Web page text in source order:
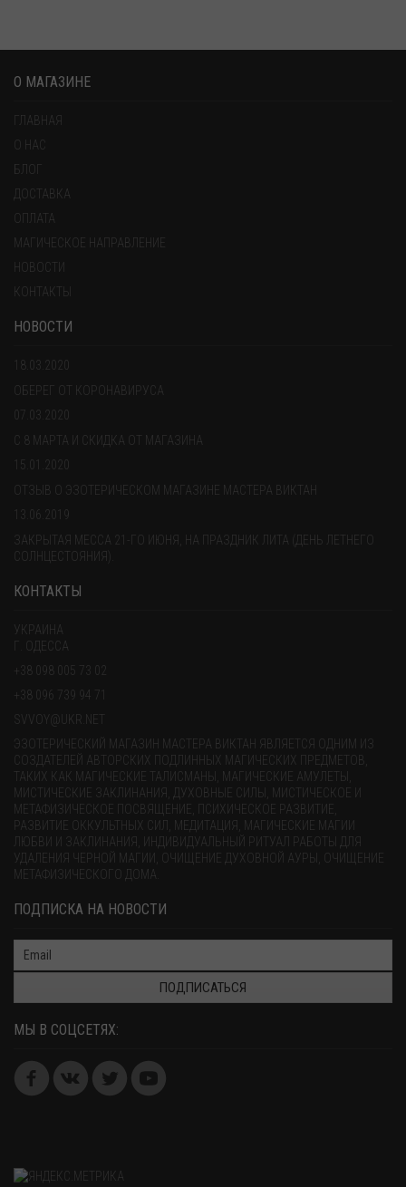
О МАГАЗИНЕ
ГЛАВНАЯ
О НАС
ДОСТАВКА
ОПЛАТА
МАГИЧЕСКОЕ НАПРАВЛЕНИЕ
НОВОСТИ
КОНТАКТЫ
НОВОСТИ
18.03.2020
ОБЕРЕГ ОТ КОРОНАВИРУСА
07.03.2020
С 8 МАРТА И СКИДКА ОТ МАГАЗИНА
ОТЗЫВ О ЭЗОТЕРИЧЕСКОМ МАГАЗИНЕ МАСТЕРА ВИКТАН
13.06.2019
ЗАКРЫТАЯ МЕССА 21-ГО ИЮНЯ, НА ПРАЗДНИК ЛИТА (ДЕНЬ ЛЕТНЕГО
СОЛНЦЕСТОЯНИЯ).
КОНТАКТЫ
УКРАИНА
Г. ОДЕССА
+38 098 005 73 02
+38 096 739 94 71
SVVOY@UKR.NET
ЭЗОТЕРИЧЕСКИЙ МАГАЗИН МАСТЕРА ВИКТАН ЯВЛЯЕТСЯ ОДНИМ ИЗ
СОЗДАТЕЛЕЙ АВТОРСКИХ ПОДЛИННЫХ МАГИЧЕСКИХ ПРЕДМЕТОВ,
ТАКИХ КАК МАГИЧЕСКИЕ ТАЛИСМАНЫ, МАГИЧЕСКИЕ АМУЛЕТЫ,
МИСТИЧЕСКИЕ ЗАКЛИНАНИЯ, ДУХОВНЫЕ СИЛЫ, МИСТИЧЕСКОЕ И
МЕТАФИЗИЧЕСКОЕ ПОСВЯЩЕНИЕ, ПСИХИЧЕСКОЕ РАЗВИТИЕ,
РАЗВИТИЕ ОККУЛЬТНЫХ СИЛ, МЕДИТАЦИЯ, МАГИЧЕСКИЕ МАГИИ
ЛЮБВИ И ЗАКЛИНАНИЯ, ИНДИВИДУАЛЬНЫЙ РИТУАЛ РАБОТЫ ДЛЯ
УДАЛЕНИЯ ЧЕРНОЙ МАГИИ, ОЧИЩЕНИЕ ДУХОВНОЙ АУРЫ, ОЧИЩЕНИЕ
МЕТАФИЗИЧЕСКОГО ДОМА.
ПОДПИСКА НА НОВОСТИ
ПОДПИСАТЬСЯ
МЫ В СОЦСЕТЯХ: